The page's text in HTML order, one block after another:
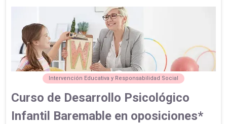
Intervención Educativa y Responsabilidad Social
Curso de Desarrollo Psicológico
Infantil Baremable en oposiciones*